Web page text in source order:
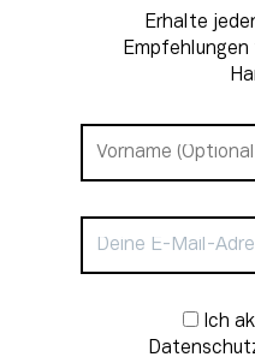
Erhalte
Empfehlungen
Newsletter-